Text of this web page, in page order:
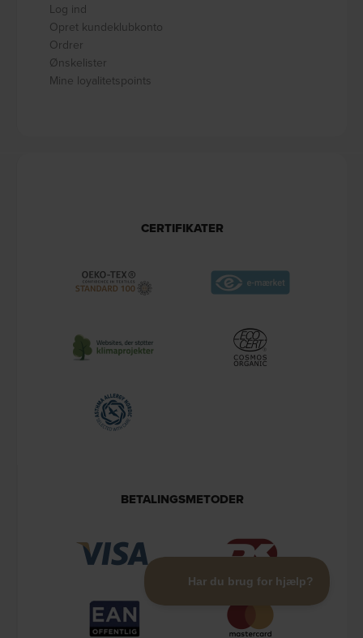
Log ind
Opret kundeklubkonto
Ordrer
Ønskelister
Mine loyalitetspoints
CERTIFIKATER
BETALINGSMETODER